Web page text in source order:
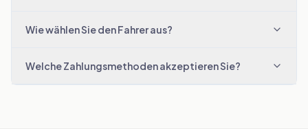
Wie wählen Sie den Fahrer aus?
Welche Zahlungsmethoden akzeptieren Sie?